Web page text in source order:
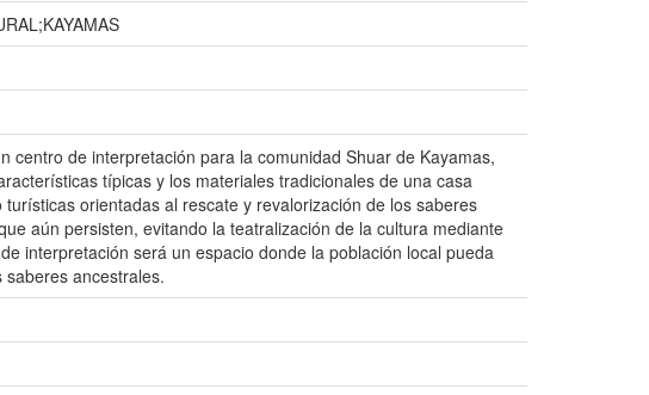
centro de interpretación para la comunidad Shuar de Kayamas,
típicas y los materiales tradicionales de una casa
orientadas al rescate y revalorización de los saberes
aún persisten, evitando la teatralización de la cultura mediante
interpretación será un espacio donde la población local pueda
ancestrales.